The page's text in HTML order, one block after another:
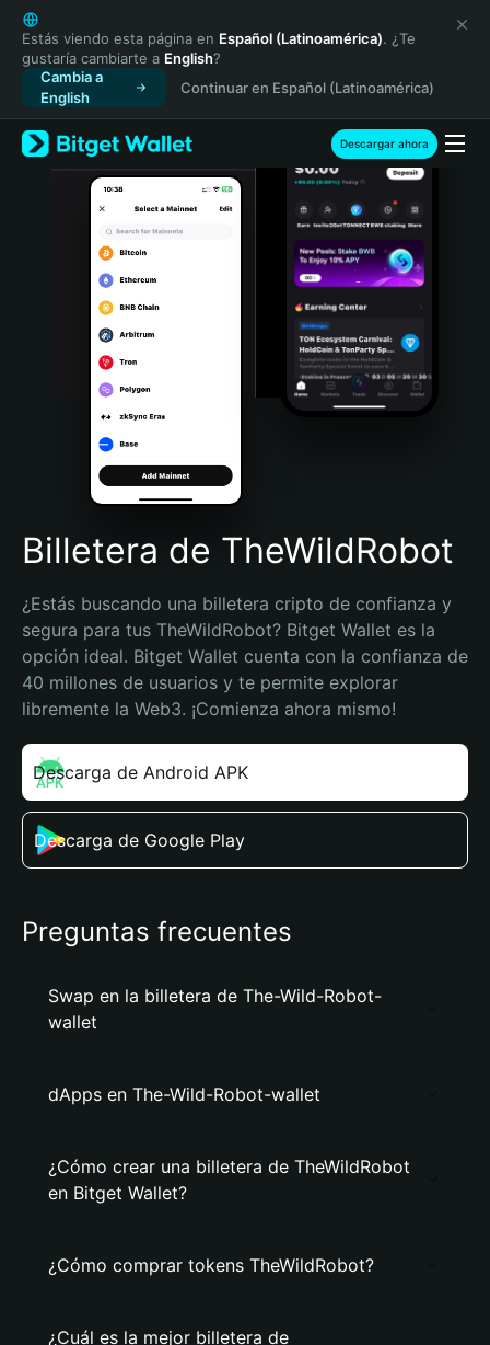
English
日本語
Tiếng Việt
Русский
Español (Latinoamérica)
Türkçe
Italiano
Português (Portugal)
Bahasa Indonesia
Português (Brasil)
Español (Argentina)
Estás viendo esta página en Español (Latinoamérica). ¿Te
gustaría cambiarte a English?
Cambia a
English
Continuar en Español (Latinoamérica)
Descargar ahora
Billetera de TheWildRobot
¿Estás buscando una billetera cripto de confianza y
segura para tus TheWildRobot? Bitget Wallet es la
opción ideal. Bitget Wallet cuenta con la confianza de
40 millones de usuarios y te permite explorar
libremente la Web3. ¡Comienza ahora mismo!
Descarga de Android APK
Descarga de Google Play
Preguntas frecuentes
Swap en la billetera de The-Wild-Robot-
wallet
dApps en The-Wild-Robot-wallet
¿Cómo crear una billetera de TheWildRobot
en Bitget Wallet?
¿Cómo comprar tokens TheWildRobot?
¿Cuál es la mejor billetera de